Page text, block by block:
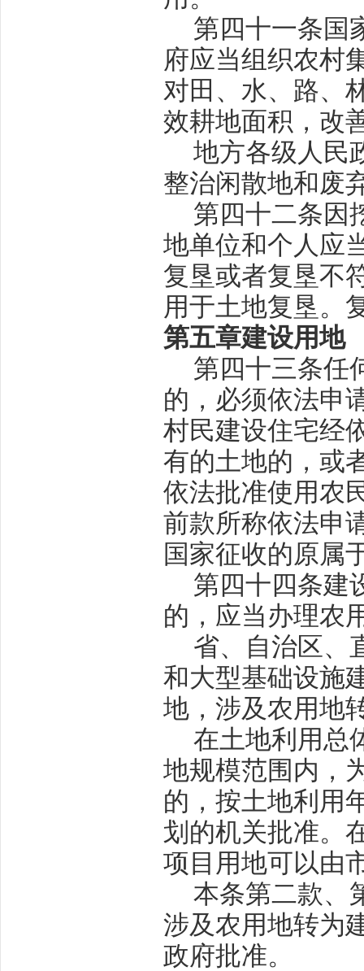
第四十一条 国
府应当组织农村
对田、水、路、
效耕地面积，改
地方各级人民
整治闲散地和废
第四十二条 因
地单位和个人应
复垦或者复垦不
用于土地复垦。
第五章建设用地
第四十三条任
的，必须依法申
村民建设住宅经
有的土地的，或
依法批准使用农
前款所称依法申
国家征收的原属
第四十四条建
的，应当办理农
省、自治区、
和大型基础设施
地，涉及农用地
在土地利用总
地规模范围内，
的，按土地利用
划的机关批准。
项目用地可以由
本条第二款、
涉及农用地转为
政府批准。